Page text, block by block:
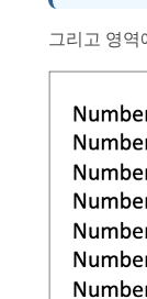
그리고 영역